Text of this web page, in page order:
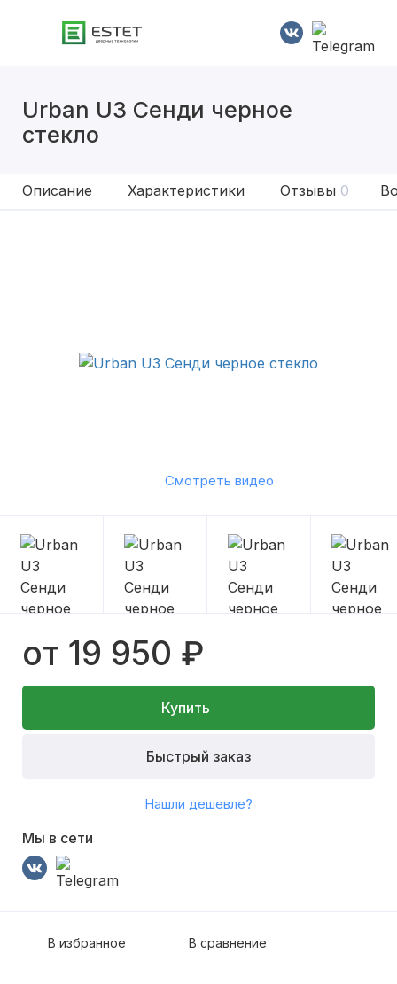
Urban U3 Сенди черное
стекло
Описание Характеристики Отзывы 0
Смотреть видео
от 19 950 ₽
Купить
Быстрый заказ
Нашли дешевле?
Мы в сети
В избранное В сравнение